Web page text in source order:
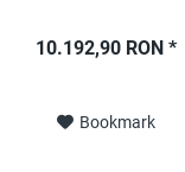
10.192,90 RON *
Bookmark